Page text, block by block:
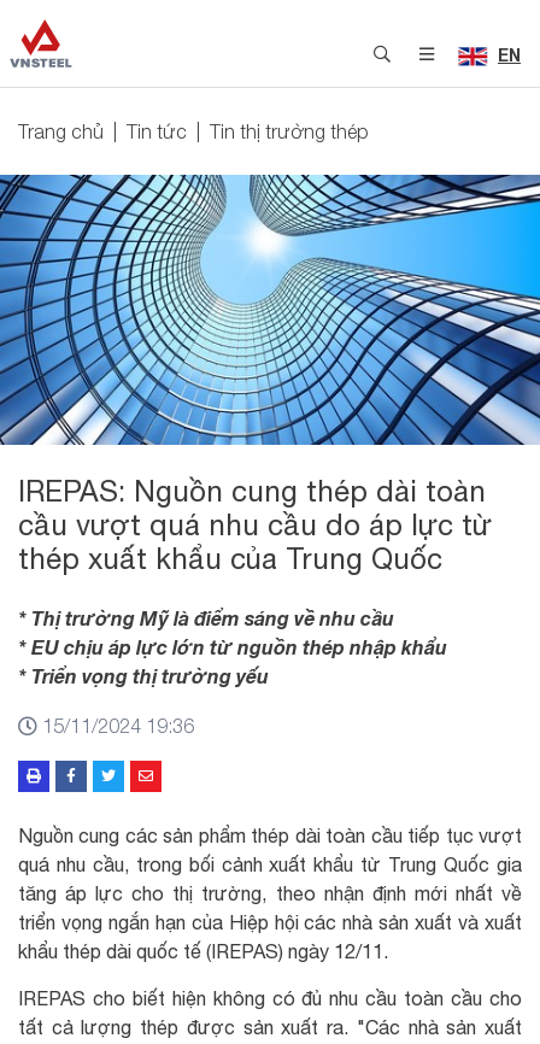
EN
Trang chủ Tin tức Tin thị trường thép
IREPAS: Nguồn cung thép dài toàn
cầu vượt quá nhu cầu do áp lực từ
thép xuất khẩu của Trung Quốc
* Thị trường Mỹ là điểm sáng về nhu cầu
* EU chịu áp lực lớn từ nguồn thép nhập khẩu
* Triển vọng thị trường yếu
15/11/2024 19:36
Nguồn cung các sản phẩm thép dài toàn cầu tiếp tục vượt
quá nhu cầu, trong bối cảnh xuất khẩu từ Trung Quốc gia
tăng áp lực cho thị trường, theo nhận định mới nhất về
triển vọng ngắn hạn của Hiệp hội các nhà sản xuất và xuất
khẩu thép dài quốc tế (IREPAS) ngày 12/11.
IREPAS cho biết hiện không có đủ nhu cầu toàn cầu cho
tất cả lượng thép được sản xuất ra. "Các nhà sản xuất